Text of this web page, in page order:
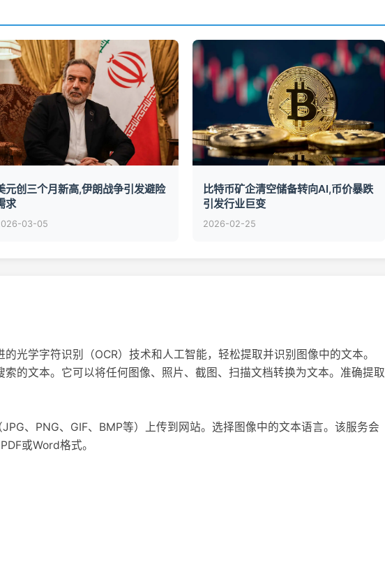
元创三个月新高,伊朗战争引发避险
求
03-05
比特币矿企清空储备转向AI,币价暴跌
引发行业巨变
2026-02-25
光学字符识别（OCR）技术和人工智能，轻松提取并识别图像中的文本。
的文本。它可以将任何图像、照片、截图、扫描文档转换为文本。准确提取
、PNG、GIF、BMP等）上传到网站。选择图像中的文本语言。该服务会
或Word格式。